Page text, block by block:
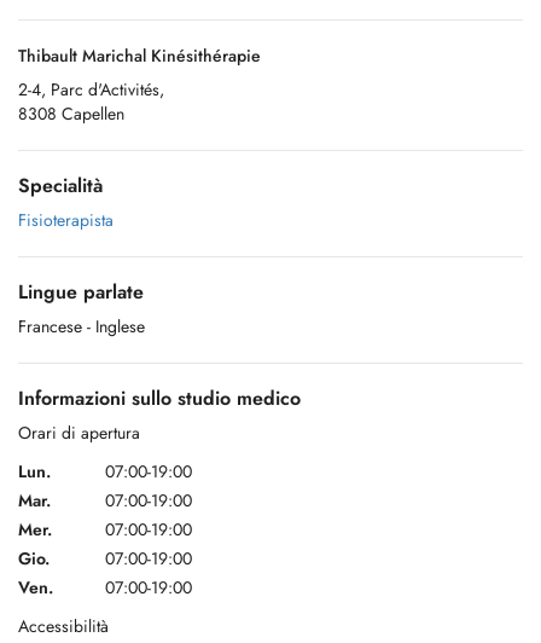
Thibault Marichal Kinésithérapie
2-4, Parc d'Activités,
8308 Capellen
Specialità
Fisioterapista
Lingue parlate
Francese - Inglese
Informazioni sullo studio medico
Orari di apertura
Lun.
07:00-19:00
Mar.
07:00-19:00
Mer.
07:00-19:00
Gio.
07:00-19:00
Ven.
07:00-19:00
Accessibilità